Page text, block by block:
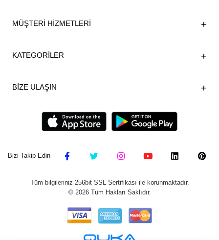
MÜŞTERİ HİZMETLERİ
KATEGORİLER
BİZE ULAŞIN
Bizi Takip Edin
Tüm bilgileriniz 256bit SSL Sertifikası ile korunmaktadır.
© 2026Tüm Hakları Saklıdır.